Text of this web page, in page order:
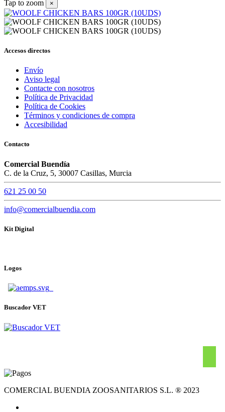
Tap to zoom ×
Accesos directos
Envío
Aviso legal
Contacte con nosotros
Política de Privacidad
Política de Cookies
Términos y condiciones de compra
Accesibilidad
Contacto
Comercial Buendía
C. de la Cruz, 5, 30007 Casillas, Murcia
621 25 00 50
info@comercialbuendia.com
Kit Digital
Logos
Buscador VET
COMERCIAL BUENDIA ZOOSANITARIOS S.L. ® 2023